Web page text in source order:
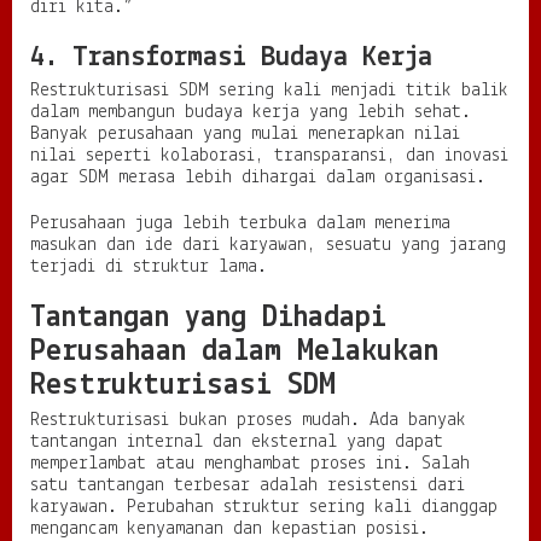
diri kita.”
4. Transformasi Budaya Kerja
Restrukturisasi SDM sering kali menjadi titik balik
dalam membangun budaya kerja yang lebih sehat.
Banyak perusahaan yang mulai menerapkan nilai
nilai seperti kolaborasi, transparansi, dan inovasi
agar SDM merasa lebih dihargai dalam organisasi.
Perusahaan juga lebih terbuka dalam menerima
masukan dan ide dari karyawan, sesuatu yang jarang
terjadi di struktur lama.
Tantangan yang Dihadapi
Perusahaan dalam Melakukan
Restrukturisasi SDM
Restrukturisasi bukan proses mudah. Ada banyak
tantangan internal dan eksternal yang dapat
memperlambat atau menghambat proses ini. Salah
satu tantangan terbesar adalah resistensi dari
karyawan. Perubahan struktur sering kali dianggap
mengancam kenyamanan dan kepastian posisi.